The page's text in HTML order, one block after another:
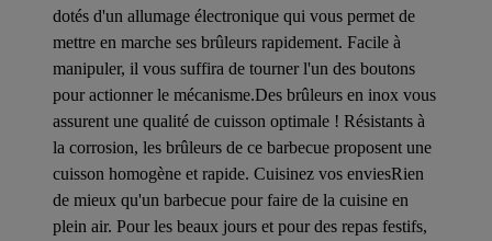
dotés d'un allumage électronique qui vous permet de
mettre en marche ses brûleurs rapidement. Facile à
manipuler, il vous suffira de tourner l'un des boutons
pour actionner le mécanisme.Des brûleurs en inox vous
assurent une qualité de cuisson optimale ! Résistants à
la corrosion, les brûleurs de ce barbecue proposent une
cuisson homogène et rapide. Cuisinez vos enviesRien
de mieux qu'un barbecue pour faire de la cuisine en
plein air. Pour les beaux jours et pour des repas festifs,